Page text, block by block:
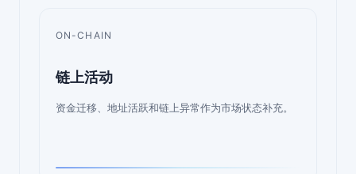
ON-CHAIN
链上活动
资金迁移、地址活跃和链上异常作为市场状态补充。